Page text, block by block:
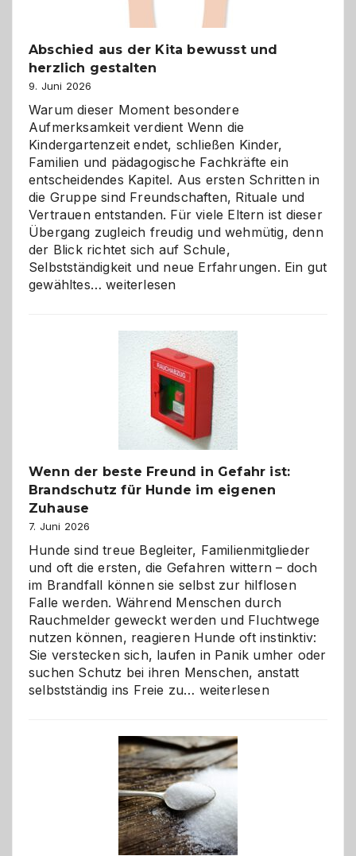
Abschied aus der Kita bewusst und
herzlich gestalten
9. Juni 2026
Warum dieser Moment besondere
Aufmerksamkeit verdient Wenn die
Kindergartenzeit endet, schließen Kinder,
Familien und pädagogische Fachkräfte ein
entscheidendes Kapitel. Aus ersten Schritten in
die Gruppe sind Freundschaften, Rituale und
Vertrauen entstanden. Für viele Eltern ist dieser
Übergang zugleich freudig und wehmütig, denn
der Blick richtet sich auf Schule,
Selbstständigkeit und neue Erfahrungen. Ein gut
gewähltes…Abschied
bewusst
herzlich
gestalten
weiterlesen
Wenn der beste Freund in Gefahr ist:
Brandschutz für Hunde im eigenen
Zuhause
7. Juni 2026
Hunde sind treue Begleiter, Familienmitglieder
und oft die ersten, die Gefahren wittern – doch
im Brandfall können sie selbst zur hilflosen
Falle werden. Während Menschen durch
Rauchmelder geweckt werden und Fluchtwege
nutzen können, reagieren Hunde oft instinktiv:
Sie verstecken sich, laufen in Panik umher oder
suchen Schutz bei ihren Menschen, anstatt
selbstständig ins Freie zu… Wenn
Freund
in
Gefahr
ist:
Brandschutz
für
Hunde
weiterlesen